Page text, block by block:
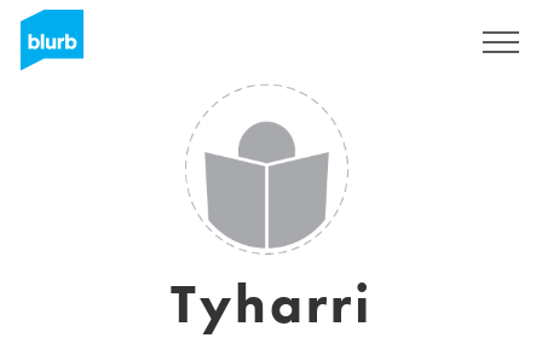
Tyharri